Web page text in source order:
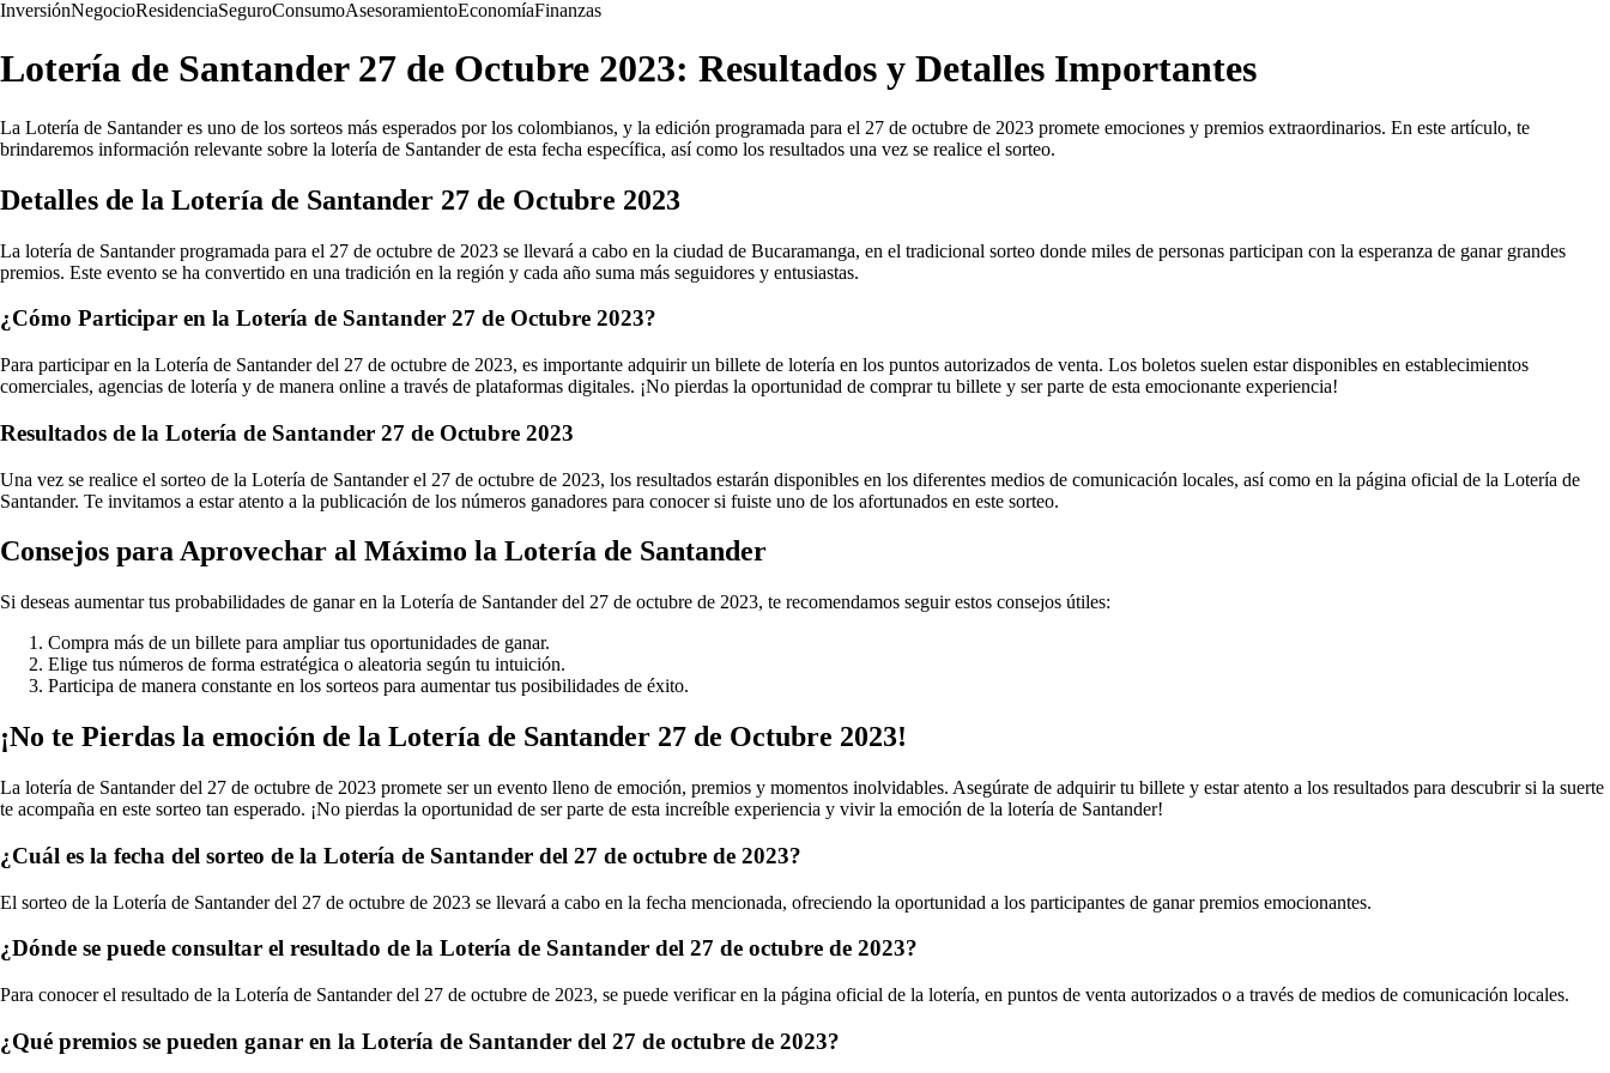
InversiónNegocioResidenciaSeguroConsumoAsesoramientoEconomíaFinanzas
Lotería de Santander 27 de Octubre 2023: Resultados y Detalles Importantes
La Lotería de Santander es uno de los sorteos más esperados por los colombianos, y la edición programada para el 27 de octubre de 2023 promete emociones y premios extraordinarios. En este artículo, te
brindaremos información relevante sobre la lotería de Santander de esta fecha específica, así como los resultados una vez se realice el sorteo.
Detalles de la Lotería de Santander 27 de Octubre 2023
La lotería de Santander programada para el 27 de octubre de 2023 se llevará a cabo en la ciudad de Bucaramanga, en el tradicional sorteo donde miles de personas participan con la esperanza de ganar grandes
premios. Este evento se ha convertido en una tradición en la región y cada año suma más seguidores y entusiastas.
¿Cómo Participar en la Lotería de Santander 27 de Octubre 2023?
Para participar en la Lotería de Santander del 27 de octubre de 2023, es importante adquirir un billete de lotería en los puntos autorizados de venta. Los boletos suelen estar disponibles en establecimientos
comerciales, agencias de lotería y de manera online a través de plataformas digitales. ¡No pierdas la oportunidad de comprar tu billete y ser parte de esta emocionante experiencia!
Resultados de la Lotería de Santander 27 de Octubre 2023
Una vez se realice el sorteo de la Lotería de Santander el 27 de octubre de 2023, los resultados estarán disponibles en los diferentes medios de comunicación locales, así como en la página oficial de la Lotería de
Santander. Te invitamos a estar atento a la publicación de los números ganadores para conocer si fuiste uno de los afortunados en este sorteo.
Consejos para Aprovechar al Máximo la Lotería de Santander
Si deseas aumentar tus probabilidades de ganar en la Lotería de Santander del 27 de octubre de 2023, te recomendamos seguir estos consejos útiles:
Compra más de un billete para ampliar tus oportunidades de ganar.
Elige tus números de forma estratégica o aleatoria según tu intuición.
Participa de manera constante en los sorteos para aumentar tus posibilidades de éxito.
¡No te Pierdas la emoción de la Lotería de Santander 27 de Octubre 2023!
La lotería de Santander del 27 de octubre de 2023 promete ser un evento lleno de emoción, premios y momentos inolvidables. Asegúrate de adquirir tu billete y estar atento a los resultados para descubrir si la suerte
te acompaña en este sorteo tan esperado. ¡No pierdas la oportunidad de ser parte de esta increíble experiencia y vivir la emoción de la lotería de Santander!
¿Cuál es la fecha del sorteo de la Lotería de Santander del 27 de octubre de 2023?
El sorteo de la Lotería de Santander del 27 de octubre de 2023 se llevará a cabo en la fecha mencionada, ofreciendo la oportunidad a los participantes de ganar premios emocionantes.
¿Dónde se puede consultar el resultado de la Lotería de Santander del 27 de octubre de 2023?
Para conocer el resultado de la Lotería de Santander del 27 de octubre de 2023, se puede verificar en la página oficial de la lotería, en puntos de venta autorizados o a través de medios de comunicación locales.
¿Qué premios se pueden ganar en la Lotería de Santander del 27 de octubre de 2023?